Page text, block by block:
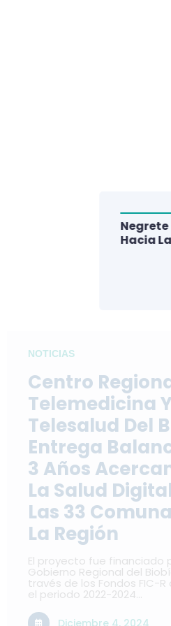
NOTICIAS
Centro
Telemedicina
Telesalud Del
Entrega
3 Años
La Salud
Las 33
La Región
El proyecto fue financiado
Gobierno Regional del
través de los Fondos FIC-
el periodo 2022-2024…
Hacia